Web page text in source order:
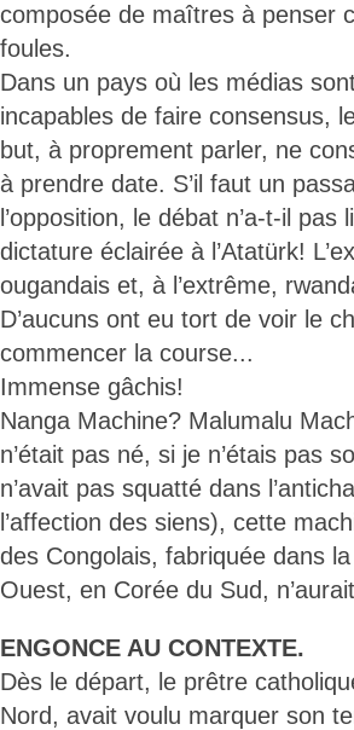
composée de maîtres à penser
foules.
Dans un pays où les médias
incapables de faire consensus,
but, à proprement parler, ne
à prendre date. S’il faut un
l’opposition, le débat n’a-t-il
dictature éclairée à l’Atatürk!
ougandais et, à l’extrême,
D’aucuns ont eu tort de voir le
commencer la course...
Immense gâchis!
Nanga Machine? Malumalu
n’était pas né, si je n’étais pas
n’avait pas squatté dans
l’affection des siens), cette
des Congolais, fabriquée dans
Ouest, en Corée du Sud,
ENGONCE AU CONTEXTE.
Dès le départ, le prêtre
Nord, avait voulu marquer son